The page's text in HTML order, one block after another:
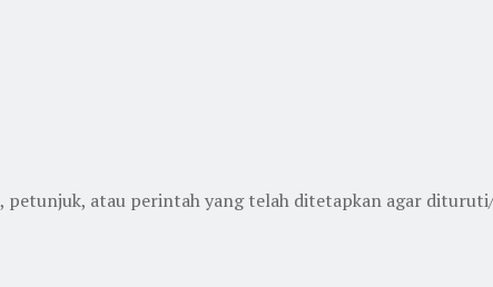
atau perintah yang telah ditetapkan agar